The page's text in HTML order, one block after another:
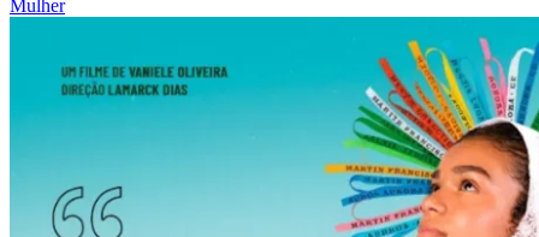
Mulher